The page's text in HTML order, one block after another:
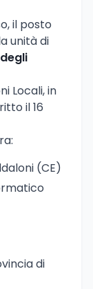
il posto
unità di
Locali, in
il 16
(CE)
di